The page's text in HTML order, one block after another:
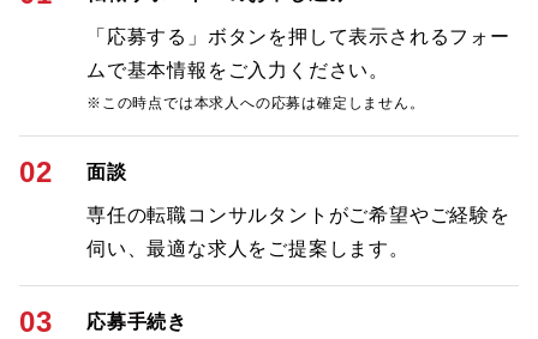
「応募する」ボタンを押して表示されるフォー
ムで基本情報をご入力ください。
※この時点では本求人への応募は確定しません。
02 面談
専任の転職コンサルタントがご希望やご経験を
伺い、最適な求人をご提案します。
03 応募手続き